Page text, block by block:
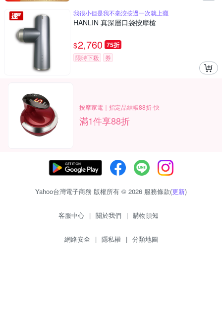
我很小但是我不毫洨按過一次就上癮
HANLIN 真深層口袋按摩槍
$2,760 75折
限時下殺 券
按摩家電｜指定品結帳88折-快
滿1件享88折
Yahoo台灣電子商務 版權所有 © 2026 服務條款(更新)
客服中心 | 關於我們 | 購物須知
網路安全 | 隱私權 | 分類地圖